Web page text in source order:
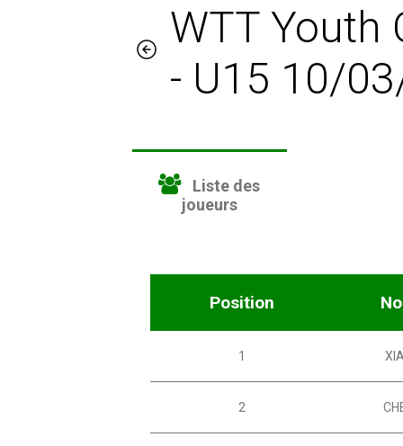
WTT Youth
- U15 10/
Liste des
joueurs
Position
1
2